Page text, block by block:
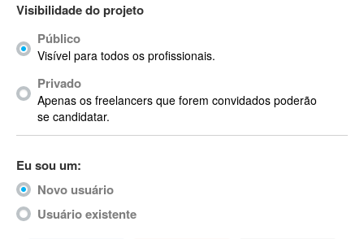
ACID Pro
ACPI
Acrobat
Acrobat X
Acronis
ACT
Actimize
ActionScript
ActionScript 3
Visibilidade do projeto
Público
Visível para todos os profissionais.
Privado
Apenas os freelancers que forem convidados poderão
se candidatar.
Eu sou um:
Novo usuário
Usuário existente